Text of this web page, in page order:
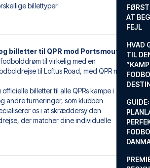
AT
FEJL
HVAD
TIL
billettyper
billetter til QPR mod Portsmouth
til virkelig med en
til Loftus Road, med QPR mod
billetter til alle QPRs kampe i
andre turneringer, som klubben
os i at skræddersy den
der matcher dine individuelle
oplevelse. Du sammensætter